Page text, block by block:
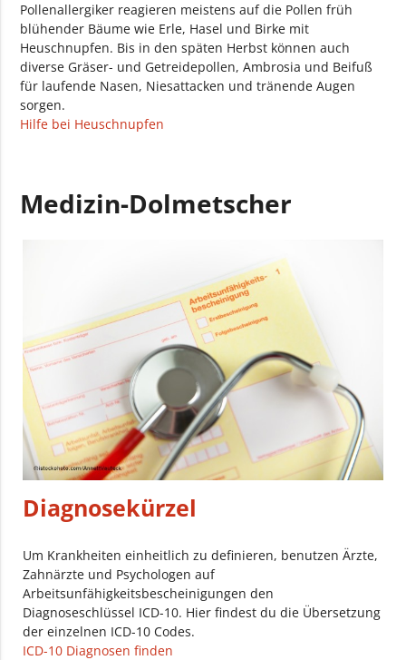
Pollenallergiker reagieren meistens auf die Pollen früh
blühender Bäume wie Erle, Hasel und Birke mit
Heuschnupfen. Bis in den späten Herbst können auch
diverse Gräser- und Getreidepollen, Ambrosia und Beifuß
für laufende Nasen, Niesattacken und tränende Augen
sorgen.
Hilfe bei Heuschnupfen
Medizin-Dolmetscher
Diagnosekürzel
Um Krankheiten einheitlich zu definieren, benutzen Ärzte,
Zahnärzte und Psychologen auf
Arbeitsunfähigkeitsbescheinigungen den
Diagnoseschlüssel ICD-10. Hier findest du die Übersetzung
der einzelnen ICD-10 Codes.
ICD-10 Diagnosen finden